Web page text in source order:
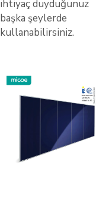
ihtiyaç duyduğunuz
başka şeylerde
kullanabilirsiniz.